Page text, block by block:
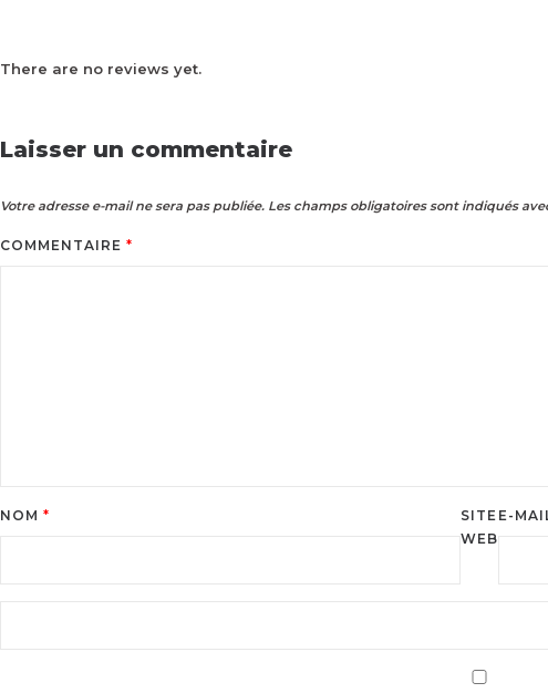
There are no reviews yet.
Laisser un commentaire
Votre adresse e-mail ne sera pas publiée. Les champs obligatoires sont indiqués
COMMENTAIRE *
NOM * E-
SITE
WEB